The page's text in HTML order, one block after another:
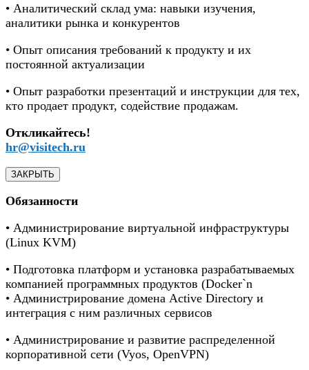
• Аналитический склад ума: навыки изучения,
аналитики рынка и конкурентов
• Опыт описания требований к продукту и их
постоянной актуализации
• Опыт разработки презентаций и инструкции для тех,
кто продает продукт, содействие продажам.
Откликайтесь!
hr@visitech.ru
ЗАКРЫТЬ
Обязанности
• Администрирование виртуальной инфраструктуры
(Linux KVM)
• Подготовка платформ и установка разрабатываемых
компанией программных продуктов (Docker`n
• Администрирование домена Active Directory и
интеграция с ним различных сервисов
• Администрирование и развитие распределенной
корпоративной сети (Vyos, OpenVPN)